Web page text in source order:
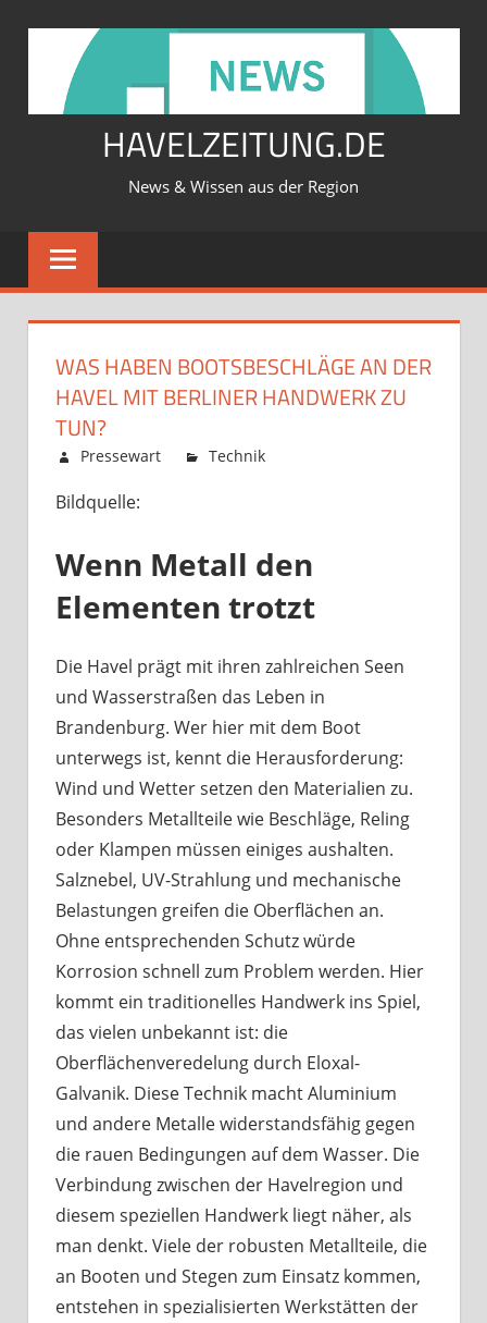
springen
HAVELZEITUNG.DE
News & Wissen aus der Region
WAS HABEN BOOTSBESCHLÄGE AN DER
HAVEL MIT BERLINER HANDWERK ZU
TUN?
Februar 12, 2026
Pressewart Technik
mit
tun?
Bildquelle:
Wenn Metall den
Elementen trotzt
Die Havel prägt mit ihren zahlreichen Seen
und Wasserstraßen das Leben in
Brandenburg. Wer hier mit dem Boot
unterwegs ist, kennt die Herausforderung:
Wind und Wetter setzen den Materialien zu.
Besonders Metallteile wie Beschläge, Reling
oder Klampen müssen einiges aushalten.
Salznebel, UV-Strahlung und mechanische
Belastungen greifen die Oberflächen an.
Ohne entsprechenden Schutz würde
Korrosion schnell zum Problem werden. Hier
kommt ein traditionelles Handwerk ins Spiel,
das vielen unbekannt ist: die
Oberflächenveredelung durch Eloxal-
Galvanik. Diese Technik macht Aluminium
und andere Metalle widerstandsfähig gegen
die rauen Bedingungen auf dem Wasser. Die
Verbindung zwischen der Havelregion und
diesem speziellen Handwerk liegt näher, als
man denkt. Viele der robusten Metallteile, die
an Booten und Stegen zum Einsatz kommen,
entstehen in spezialisierten Werkstätten der